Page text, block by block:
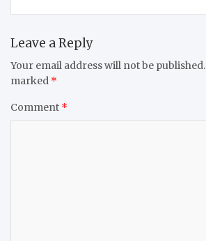
Leave a Reply
Your email address will not be published.
marked *
Comment *